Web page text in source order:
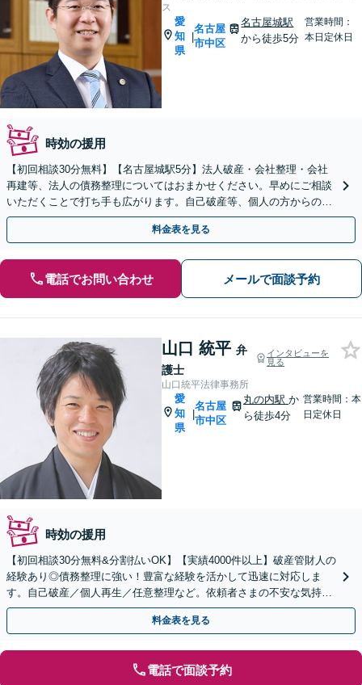
ス
愛
知
県
|
名古屋
市中区
名古屋城駅
から徒歩5分
営業時間：
本日定休日
時効の援用
【初回相談30分無料】【名古屋城駅5分】法人破産・会社整理・会社
再建等、法人の債務整理についてはおまかせください。早めにご相談
いただくことで打ち手も広がります。自己破産等、個人の方からの債
務整理のご相談も承っております。
料金表を見る
電話でお問い合わせ メールで面談予約
山口 統平 弁
護士
インタビューを
見る
山口統平法律事務所
愛
知
県
|
名古屋
市中区
丸の内駅か
ら徒歩4分
営業時間：本
日定休日
時効の援用
【初回相談30分無料&分割払いOK】【実績4000件以上】破産管財人の
経験あり◎債務整理に強い！豊富な経験を活かして迅速に対応しま
す。自己破産／個人再生／任意整理など。依頼者さまの不安な気持ち
に寄り添い全力でサポート。法人破産もお任せ。
料金表を見る
電話で面談予約